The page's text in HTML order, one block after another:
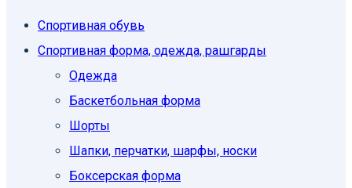
Спортивная обувь
Спортивная форма, одежда, рашгарды
Одежда
Баскетбольная форма
Шорты
Шапки, перчатки, шарфы, носки
Боксерская форма